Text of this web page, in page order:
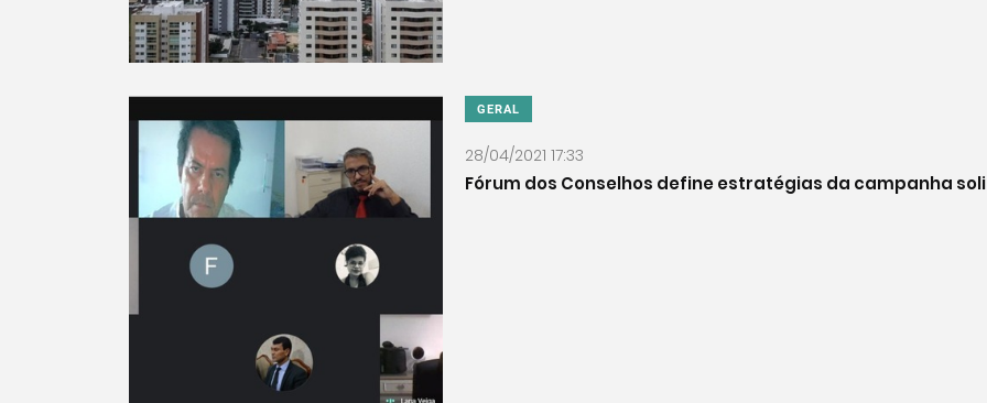
GERAL
28/04/2021 17:33
Fórum dos Conselhos define estratégias da campanha